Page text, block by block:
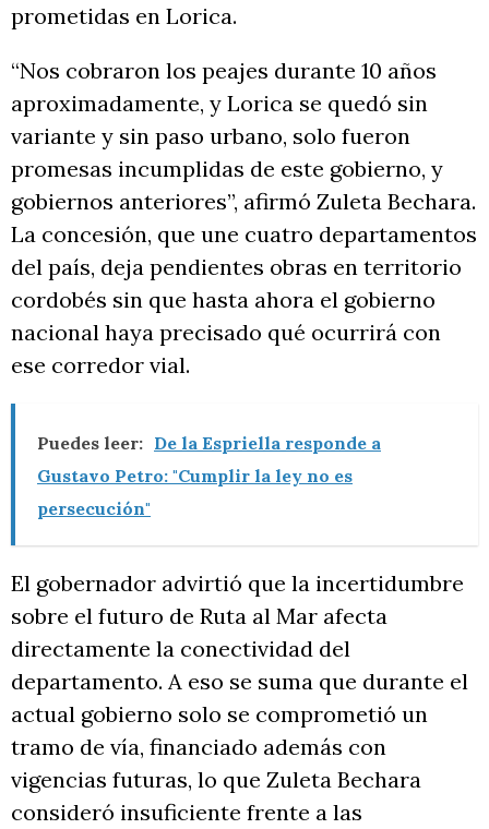
prometidas en Lorica.
“Nos cobraron los peajes durante 10 años
aproximadamente, y Lorica se quedó sin
variante y sin paso urbano, solo fueron
promesas incumplidas de este gobierno, y
gobiernos anteriores”, afirmó Zuleta Bechara.
La concesión, que une cuatro departamentos
del país, deja pendientes obras en territorio
cordobés sin que hasta ahora el gobierno
nacional haya precisado qué ocurrirá con
ese corredor vial.
Puedes leer: De la Espriella responde a
Gustavo Petro: "Cumplir la ley no es
persecución"
El gobernador advirtió que la incertidumbre
sobre el futuro de Ruta al Mar afecta
directamente la conectividad del
departamento. A eso se suma que durante el
actual gobierno solo se comprometió un
tramo de vía, financiado además con
vigencias futuras, lo que Zuleta Bechara
consideró insuficiente frente a las